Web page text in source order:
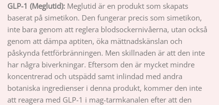
GLP-1 (Meglutid): Meglutid är en produkt som skapats
baserat på simetikon. Den fungerar precis som simetikon,
inte bara genom att reglera blodsockernivåerna, utan också
genom att dämpa aptiten, öka mättnadskänslan och
påskynda fettförbränningen. Men skillnaden är att den inte
har några biverkningar. Eftersom den är mycket mindre
koncentrerad och utspädd samt inlindad med andra
botaniska ingredienser i denna produkt, kommer den inte
att reagera med GLP-1 i mag-tarmkanalen efter att den